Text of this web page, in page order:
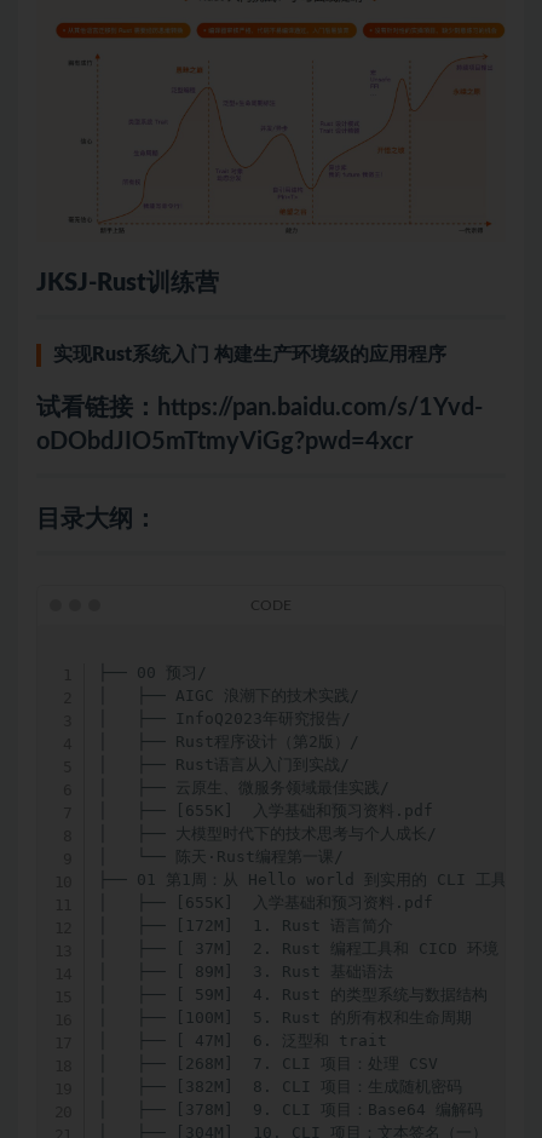
JKSJ-Rust训练营
实现Rust系统入门 构建生产环境级的应用程序
试看链接： https://pan.baidu.com/s/1Yvd-
oDObdJIO5mTtmyViGg?pwd=4xcr
目录大纲：
├── 00 预习/
│   ├── AIGC 浪潮下的技术实践/
│   ├── InfoQ2023年研究报告/
│   ├── Rust程序设计（第2版）/
│   ├── Rust语言从入门到实战/
│   ├── 云原生、微服务领域最佳实践/
│   ├── [655K]  入学基础和预习资料.pdf
│   ├── 大模型时代下的技术思考与个人成长/
│   └── 陈天·Rust编程第一课/
├── 01 第1周：从 Hello world 到实用的 CLI 工具/
│   ├── [655K]  入学基础和预习资料.pdf
│   ├── [172M]  1. Rust 语言简介
│   ├── [ 37M]  2. Rust 编程工具和 CICD 环境
│   ├── [ 89M]  3. Rust 基础语法
│   ├── [ 59M]  4. Rust 的类型系统与数据结构
│   ├── [100M]  5. Rust 的所有权和生命周期
│   ├── [ 47M]  6. 泛型和 trait
│   ├── [268M]  7. CLI 项目：处理 CSV
│   ├── [382M]  8. CLI 项目：生成随机密码
│   ├── [378M]  9. CLI 项目：Base64 编解码
│   ├── [304M]  10. CLI 项目：文本签名（一）